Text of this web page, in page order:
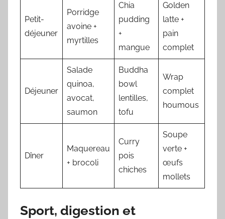
Petit-
déjeuner
Porridge
avoine +
myrtilles
Chia
pudding
+
mangue
Golden
latte +
pain
complet
Déjeuner
Salade
quinoa,
avocat,
saumon
Buddha
bowl
lentilles,
tofu
Wrap
complet
houmous
Dîner
Maquereau
+ brocoli
Curry
pois
chiches
Soupe
verte +
œufs
mollets
Sport, digestion et